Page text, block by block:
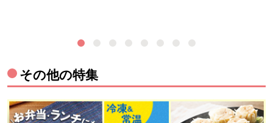
その他の特集